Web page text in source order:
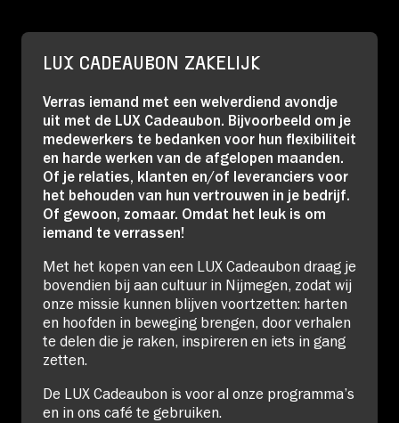
LUX CADEAUBON ZAKELIJK
Verras iemand met een welverdiend avondje
uit met de LUX Cadeaubon. Bijvoorbeeld om je
medewerkers te bedanken voor hun flexibiliteit
en harde werken van de afgelopen maanden.
Of je relaties, klanten en/of leveranciers voor
het behouden van hun vertrouwen in je bedrijf.
Of gewoon, zomaar. Omdat het leuk is om
iemand te verrassen!
Met het kopen van een LUX Cadeaubon draag je
bovendien bij aan cultuur in Nijmegen, zodat wij
onze missie kunnen blijven voortzetten: harten
en hoofden in beweging brengen, door verhalen
te delen die je raken, inspireren en iets in gang
zetten.
De LUX Cadeaubon is voor al onze programma’s
en in ons café te gebruiken.